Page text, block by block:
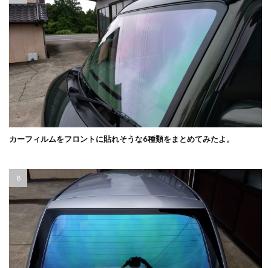
カーフィルムをフロントに貼れそうな6種類をまとめてみたよ。